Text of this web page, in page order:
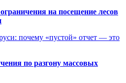
на посещение лесов
почему «пустой» отчет — это
по разгону массовых